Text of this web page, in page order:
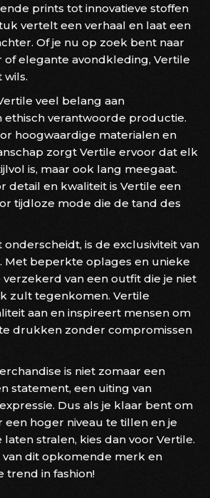
prints tot innovatieve stoffen
vertelt een verhaal en laat een
Of je nu op zoek bent naar
of elegante avondkleding, Vertile
wils.
veel belang aan
verantwoorde productie.
hoogwaardige materialen en
zorgt Vertile ervoor dat elk
is, maar ook lang meegaat.
detail en kwaliteit is Vertile een
tijdloze mode die de tand des
is de exclusiviteit van
Met beperkte oplages en unieke
van een outfit die je niet
zult tegenkomen. Vertile
aan en inspireert mensen om
drukken zonder compromissen
is niet zomaar een
statement, een uiting van
Dus als je klaar bent om
een hoger niveau te tillen en je
stralen, kies dan voor Vertile.
dit opkomende merk en
trend in fashion!